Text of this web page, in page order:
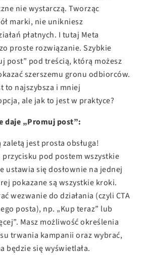
nie wystarczą. Tworząc
marki, nie unikniesz
płatnych. I tutaj Meta
proste rozwiązanie. Szybkie
post” pod treścią, którą możesz
szerszemu gronu odbiorców.
to najszybsza i mniej
ale jak to jest w praktyce?
daje „Promuj post”:
jest prosta obsługa!
pod postem wszystkie
ustawia się dosłownie na jednej
pokazane są wszystkie kroki.
wezwanie do działania (czyli CTA
posta), np. „Kup teraz” lub
Masz możliwość określenia
trwania kampanii oraz wybrać,
będzie się wyświetlała.